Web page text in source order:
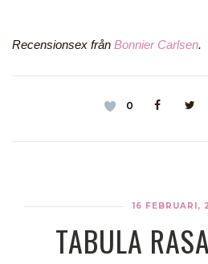
Recensionsex från Bonnier Carlsen.
0
16 FEBRUARI,
TABULA